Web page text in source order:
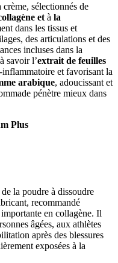
sélectionnés de
et à la
dans les tissus et
des articulations et des
incluses dans la
savoir l’extrait de feuilles
inflammatoire et favorisant la
arabique, adoucissant et
pénètre mieux dans
Plus
la poudre à dissoudre
recommandé
en collagène. Il
âgées, aux athlètes
après des blessures
exposées à la